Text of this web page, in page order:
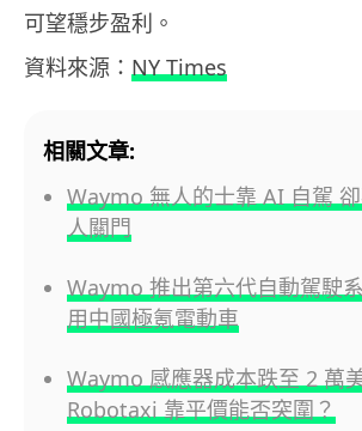
可望穩步盈利。
資料來源： NY Times
相關文章:
Waymo 無人的士靠 AI 自駕
人關門
Waymo 推出第六代自動駕駛
用中國極氪電動車
Waymo 感應器成本跌至 2 萬
Robotaxi 靠平價能否突圍？